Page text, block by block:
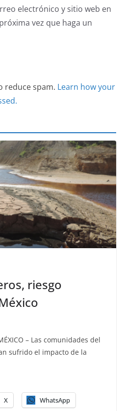
electrónico y sitio web en
vez que haga un
reduce spam. Learn how your
riesgo
– Las comunidades del
sufrido el impacto de la
X WhatsApp